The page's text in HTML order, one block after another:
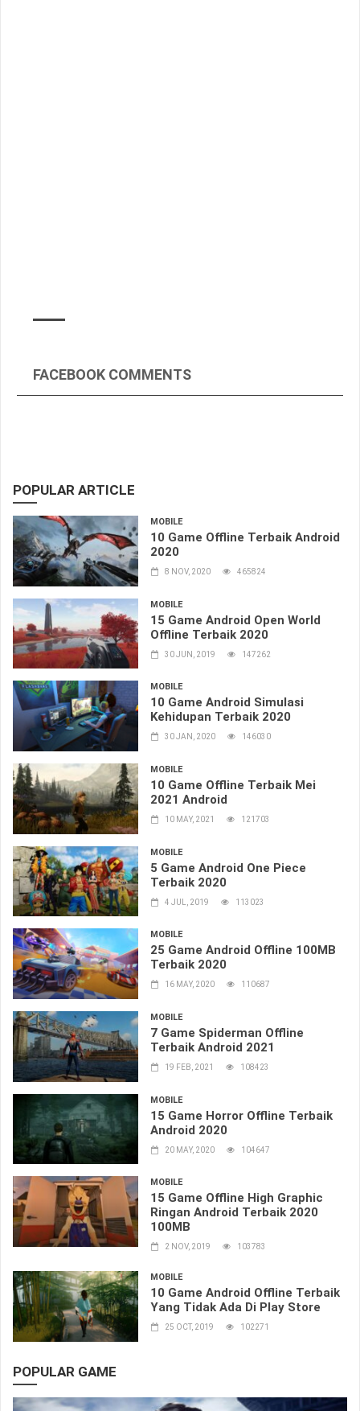
FACEBOOK COMMENTS
POPULAR ARTICLE
MOBILE
10 Game Offline Terbaik Android
2020
8 NOV, 2020 465824
MOBILE
15 Game Android Open World
Offline Terbaik 2020
30 JUN, 2019 147262
MOBILE
10 Game Android Simulasi
Kehidupan Terbaik 2020
30 JAN, 2020 146030
MOBILE
10 Game Offline Terbaik Mei
2021 Android
10 MAY, 2021 121703
MOBILE
5 Game Android One Piece
Terbaik 2020
4 JUL, 2019 113023
MOBILE
25 Game Android Offline 100MB
Terbaik 2020
16 MAY, 2020 110687
MOBILE
7 Game Spiderman Offline
Terbaik Android 2021
19 FEB, 2021 108423
MOBILE
15 Game Horror Offline Terbaik
Android 2020
20 MAY, 2020 104647
MOBILE
15 Game Offline High Graphic
Ringan Android Terbaik 2020
100MB
2 NOV, 2019 103783
MOBILE
10 Game Android Offline Terbaik
Yang Tidak Ada Di Play Store
25 OCT, 2019 102271
POPULAR GAME